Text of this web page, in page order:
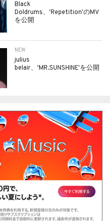
Black
Doldrums、'Repetition'のMV
を公開
NEW
julius
belair、'MR.SUNSHINE'を公開